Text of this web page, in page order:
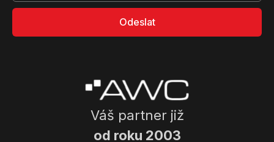
Váš partner již
od roku 2003
Odeslat